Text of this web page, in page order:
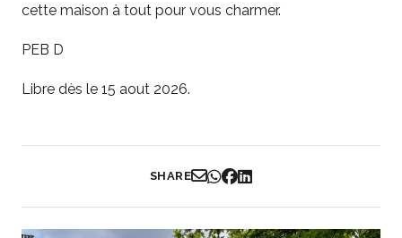
cette maison à tout pour vous charmer.
PEB D
Libre dès le 15 aout 2026.
SHARE
Partager par Email
Partager sur WhatsApp
Partager sur Facebook
Partager sur LinkedIn